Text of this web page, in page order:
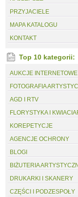
PRZYJACIELE
MAPA KATALOGU
KONTAKT
Top 10 kategorii:
AUKCJE INTERNETOWE
FOTOGRAFIA
AGD I RTV
FLORYSTYKA I
KOREPETYCJE
AGENCJE OCHRONY
BLOGI
BIŻUTERIA
DRUKARKI I SKANERY
CZĘŚCI I PODZESPOŁY